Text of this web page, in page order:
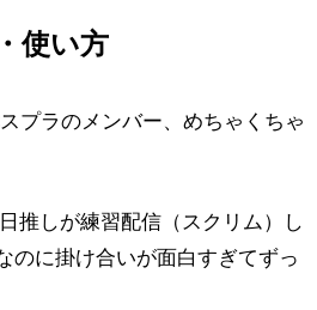
使い方
プラのメンバー、めちゃくちゃ
推しが練習配信（スクリム）し
のに掛け合いが面白すぎてずっ